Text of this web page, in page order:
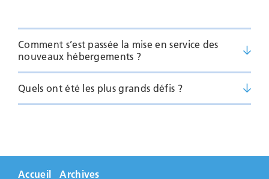
Comment s’est passée la mise en service des
nouveaux hébergements ?
Quels ont été les plus grands défis ?
Accueil Archives